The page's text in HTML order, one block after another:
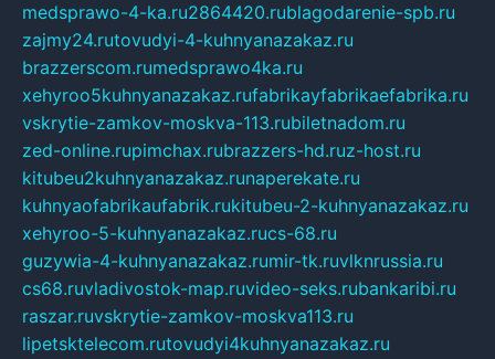
medsprawo-4-ka.ru2864420.rublagodarenie-spb.ru
zajmy24.rutovudyi-4-kuhnyanazakaz.ru
brazzerscom.rumedsprawo4ka.ru
xehyroo5kuhnyanazakaz.rufabrikayfabrikaefabrika.ru
vskrytie-zamkov-moskva-113.rubiletnadom.ru
zed-online.rupimchax.rubrazzers-hd.ruz-host.ru
kitubeu2kuhnyanazakaz.runaperekate.ru
kuhnyaofabrikaufabrik.rukitubeu-2-kuhnyanazakaz.ru
xehyroo-5-kuhnyanazakaz.rucs-68.ru
guzywia-4-kuhnyanazakaz.rumir-tk.ruvlknrussia.ru
cs68.ruvladivostok-map.ruvideo-seks.rubankaribi.ru
raszar.ruvskrytie-zamkov-moskva113.ru
lipetsktelecom.rutovudyi4kuhnyanazakaz.ru